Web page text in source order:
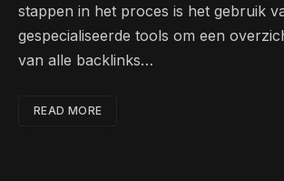
stappen in het proces is het gebruik
gespecialiseerde tools om een
van alle backlinks…
READ MORE